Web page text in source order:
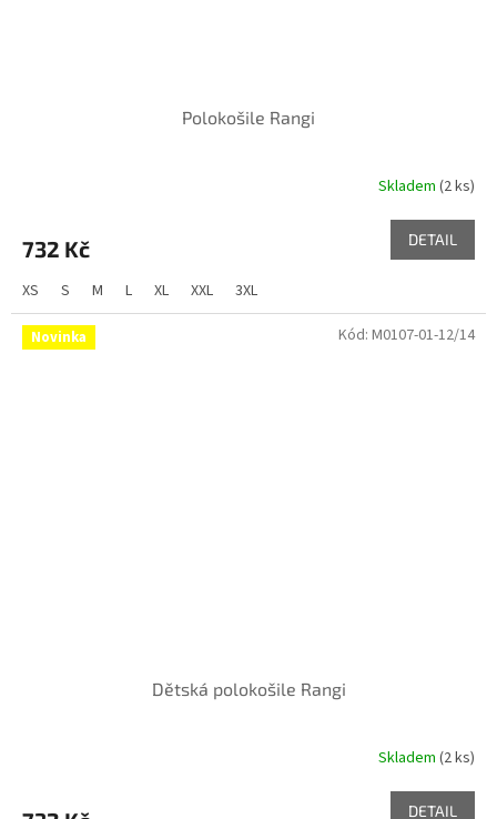
Polokošile Rangi
Skladem (2 ks)
732 Kč DETAIL
XS S M L XL XXL 3XL
Novinka
Dětská polokošile Rangi
Skladem (2 ks)
DETAIL
Kód: M0107-01-12/14